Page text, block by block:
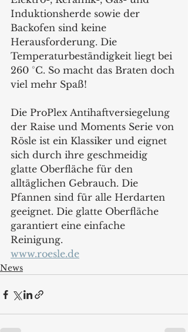
Induktionsherde sowie der
Backofen sind keine
Herausforderung. Die
Temperaturbeständigkeit liegt bei
260 °C. So macht das Braten doch
viel mehr Spaß!
Die ProPlex Antihaftversiegelung
der Raise und Moments Serie von
Rösle ist ein Klassiker und eignet
sich durch ihre geschmeidig
glatte Oberfläche für den
alltäglichen Gebrauch. Die
Pfannen sind für alle Herdarten
geeignet. Die glatte Oberfläche
garantiert eine einfache
Reinigung.
www.roesle.de
News